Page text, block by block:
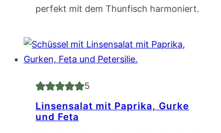
perfekt mit dem Thunfisch harmoniert.
5
Linsensalat mit Paprika, Gurke
und Feta